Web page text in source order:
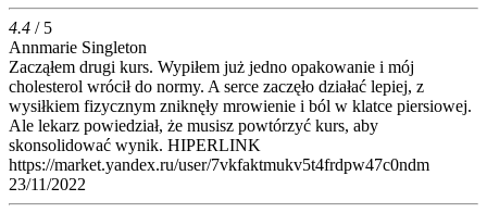
4.4 / 5
Annmarie Singleton
Zacząłem drugi kurs. Wypiłem już jedno opakowanie i mój
cholesterol wrócił do normy. A serce zaczęło działać lepiej, z
wysiłkiem fizycznym zniknęły mrowienie i ból w klatce piersiowej.
Ale lekarz powiedział, że musisz powtórzyć kurs, aby
skonsolidować wynik. HIPERLINK
https://market.yandex.ru/user/7vkfaktmukv5t4frdpw47c0ndm
23/11/2022